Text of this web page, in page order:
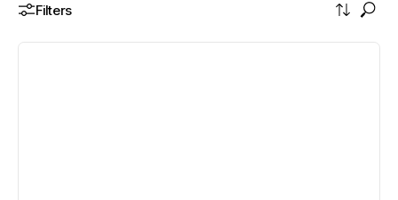
Filters